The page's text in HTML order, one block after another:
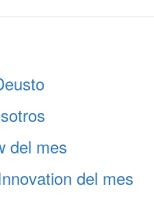
del mes
del mes